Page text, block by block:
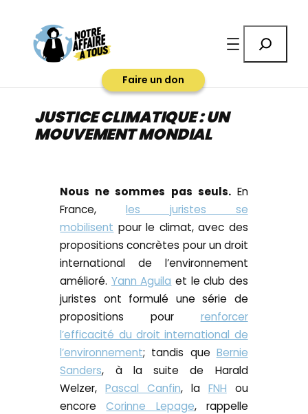
contenu
Faire un don
JUSTICE CLIMATIQUE : UN
MOUVEMENT MONDIAL
Nous ne sommes pas seuls.En
France,les juristes se
mobilisent pour le climat, avec des
propositions concrètes pour un droit
international de l’environnement
amélioré. Yann Aguila et le club des
juristes ont formulé une série de
propositions pour renforcer
l’efficacité du droit international de
l’environnement; tandis que Bernie
Sanders, à la suite de Harald
Welzer,Pascal Canfin, la FNH ou
encoreCorinne Lepage, rappelle